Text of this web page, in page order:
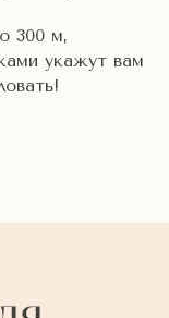
300 м,
укажут вам